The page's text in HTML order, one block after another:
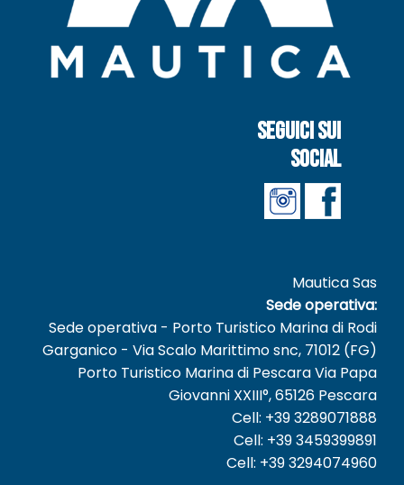
Seguici sui
social
Mautica Sas
Sede operativa:
Sede operativa - Porto Turistico Marina di Rodi
Garganico - Via Scalo Marittimo snc, 71012 (FG)
Porto Turistico Marina di Pescara Via Papa
Giovanni XXIII°, 65126 Pescara
Cell: +39 3289071888
Cell: +39 3459399891
Cell: +39 3294074960